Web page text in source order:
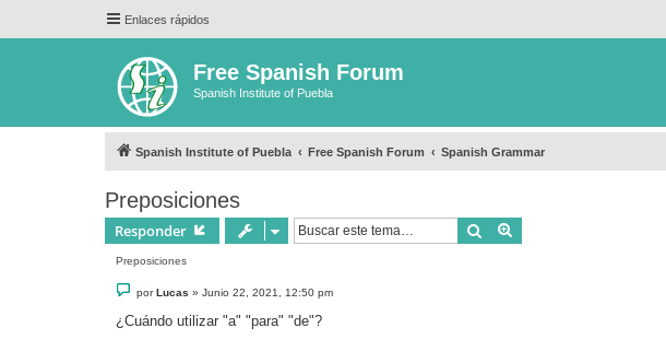
Enlaces rápidos
Free Spanish Forum
Spanish Institute of Puebla
Spanish Institute of Puebla Free Spanish Forum Spanish Grammar
Preposiciones
Responder Buscar
Preposiciones
e
n
s
porLucas » Junio 22, 2021, 12:50 pm
¿Cuándo utilizar "a" "para" "de"?